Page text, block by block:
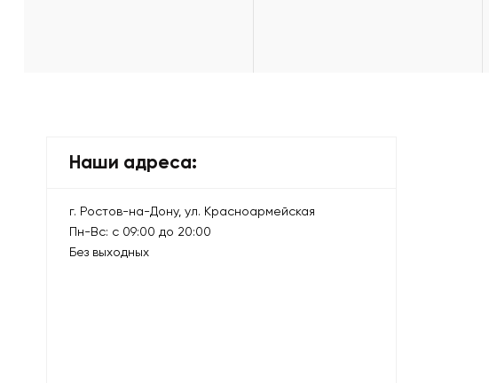
Наши адреса:
г. Ростов-на-Дону, ул. Красноармейская
Пн-Вс: с 09:00 до 20:00
Без выходных